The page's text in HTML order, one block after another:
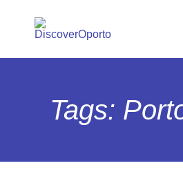
Tags: